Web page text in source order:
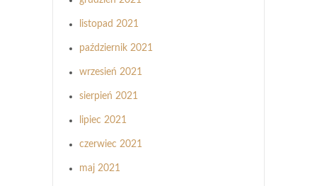
listopad 2021
październik 2021
wrzesień 2021
sierpień 2021
lipiec 2021
czerwiec 2021
maj 2021